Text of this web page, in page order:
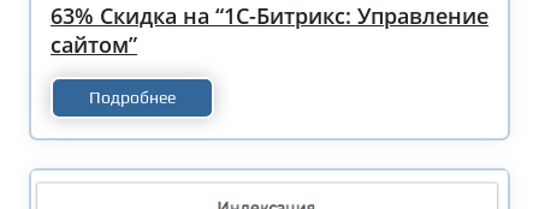
63% Скидка на “1С-Битрикс: Управление
сайтом”
Подробнее